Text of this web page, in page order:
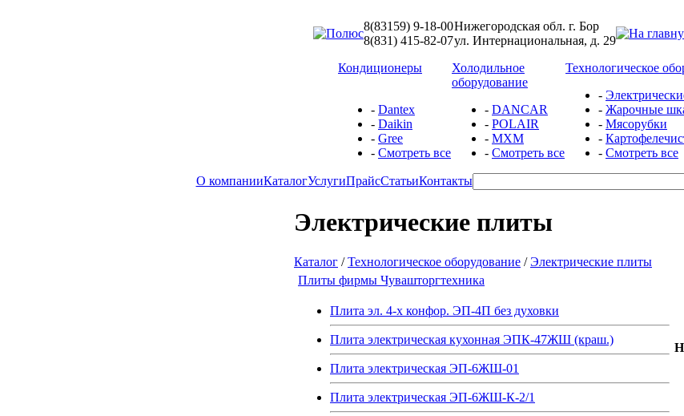
8(83159) 9-18-00
8(831) 415-82-07
Нижегородская обл. г. Бор
ул. Интернациональная, д. 29
Кондиционеры
- Dantex
- Daikin
- Gree
- Смотреть все
Холодильное
оборудование
- DANCAR
- POLAIR
- МХМ
- Смотреть все
Технологическое
-
- Жарочные
- Мясорубки
-
- Смотреть все
О компанииКаталогУслугиПрайсСтатьиКонтакты
Электрические плиты
Каталог /Технологическое оборудование /Электрические плиты
Плиты фирмы Чувашторгтехника
Плита эл. 4-х конфор. ЭП-4П без духовки
Плита электрическая кухонная ЭПК-47ЖШ (краш.)
Плита электрическая ЭП-6ЖШ-01
Плита электрическая ЭП-6ЖШ-К-2/1